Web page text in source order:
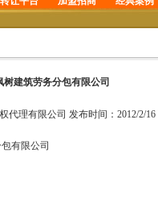
商标转让 加盟招商 商标案例
树建筑劳务分包有限公司
代理有限公司 发布时间 ：2012/2/16
有限公司